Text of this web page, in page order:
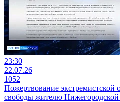
23:30
22.07.26
1052
Пожертвование экстремистской
свободы жителю Нижегородской